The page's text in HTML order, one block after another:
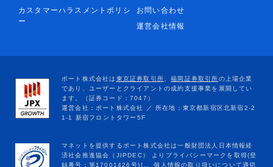
カスタマーハラスメントポリシ
ー
お問い合わせ
運営会社情報